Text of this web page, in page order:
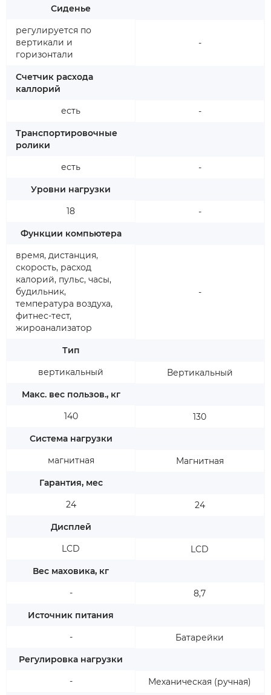
Сиденье
регулируется по
вертикали и
горизонтали
Счетчик расхода
каллорий
есть
Транспортировочные
ролики
есть
Уровни нагрузки
18
Функции компьютера
время, дистанция,
скорость, расход
калорий, пульс, часы,
будильник,
температура воздуха,
фитнес-тест,
жироанализатор
Тип
вертикальный
Макс. вес пользов., кг
140
Система нагрузки
магнитная
Гарантия, мес
24
Дисплей
LCD
Вес маховика, кг
-
Источник питания
-
Регулировка нагрузки
-
-
-
-
-
-
Вертикальный
130
Магнитная
24
LCD
8,7
Батарейки
Механическая (ручная)